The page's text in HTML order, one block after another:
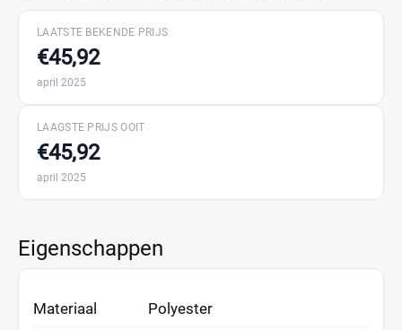
LAATSTE BEKENDE PRIJS
€45,92
april 2025
LAAGSTE PRIJS OOIT
€45,92
april 2025
Eigenschappen
Materiaal Polyester